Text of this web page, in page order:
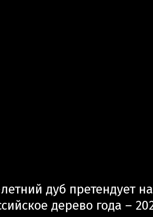
дуб претендует
дерево года –